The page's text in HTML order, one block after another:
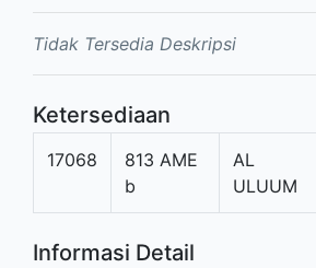
Tidak Tersedia Deskripsi
Ketersediaan
17068
813 AME
b
AL
ULUUM
Informasi Detail